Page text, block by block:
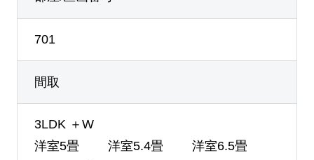
701
間取
3LDK ＋W
洋室5畳 洋室5.4畳 洋室6.5畳